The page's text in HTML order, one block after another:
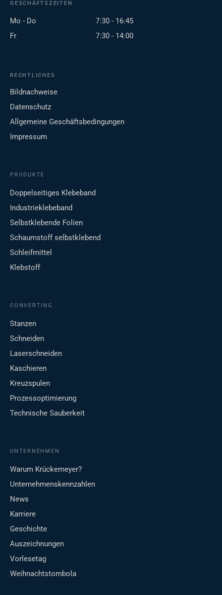
GESCHÄFTSZEITEN
Mo - Do
7:30 - 16:45
Fr
7:30 - 14:00
RECHTLICHES
Bildnachweise
Datenschutz
Allgemeine Geschäftsbedingungen
Impressum
PRODUKTE
Doppelseitiges Klebeband
Industrieklebeband
Selbstklebende Folien
Schaumstoff selbstklebend
Schleifmittel
Klebstoff
CONVERTING
Stanzen
Schneiden
Laserschneiden
Kaschieren
Kreuzspulen
Prozessoptimierung
Technische Sauberkeit
UNTERNEHMEN
Warum Krückemeyer?
Unternehmenskennzahlen
News
Karriere
Geschichte
Auszeichnungen
Vorlesetag
Weihnachtstombola